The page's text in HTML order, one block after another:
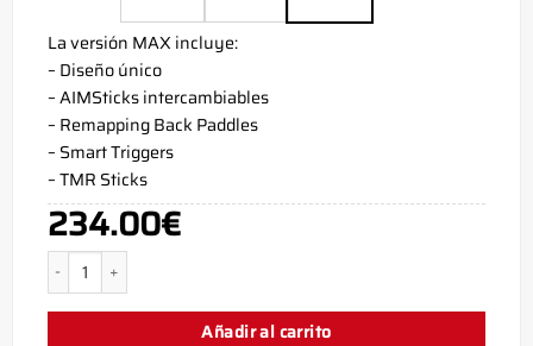
La versión MAX incluye:
– Diseño único
– AIMSticks intercambiables
– Remapping Back Paddles
– Smart Triggers
– TMR Sticks
234.00€
Mando Xbox Series X Grid Verde - Xbox Controller - AimControllers
Añadir al carrito